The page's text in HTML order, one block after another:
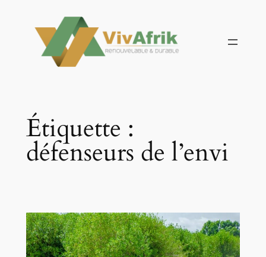
contenu
Étiquette :
défenseurs de l’envi